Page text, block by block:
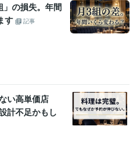
」の損失。年間
す
記事
い高単価店
計不足かもし